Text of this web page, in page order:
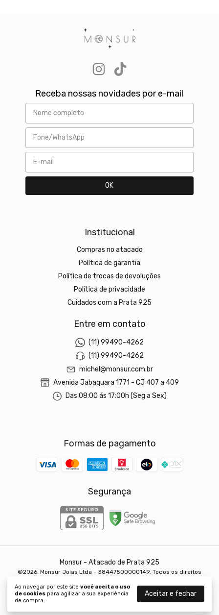
Ao navegar por este site você aceita o uso
de cookies para agilizar a sua experiência
de compra.
Aceitar e fechar
Receba nossas novidades por e-mail
Institucional
Compras no atacado
Política de garantia
Política de trocas de devoluções
Política de privacidade
Cuidados com a Prata 925
Entre em contato
(11) 99490-4262
(11) 99490-4262
michel@monsur.com.br
Avenida Jabaquara 1771 - CJ 407 a 409
Das 08:00 ás 17:00h (Seg a Sex)
Formas de pagamento
Segurança
Monsur - Atacado de Prata 925
©2026. Monsur Joias Ltda - 38447500000149. Todos os direitos